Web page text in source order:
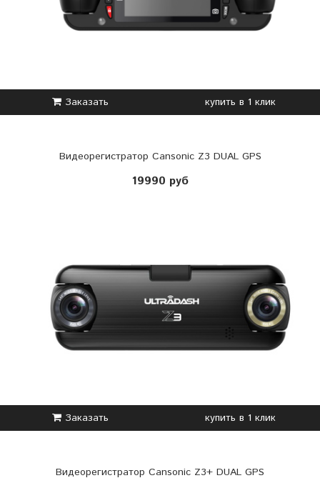
Заказать купить в 1 клик
Видеорегистратор Cansonic Z3 DUAL GPS
19990 руб
Заказать купить в 1 клик
Видеорегистратор Cansonic Z3+ DUAL GPS